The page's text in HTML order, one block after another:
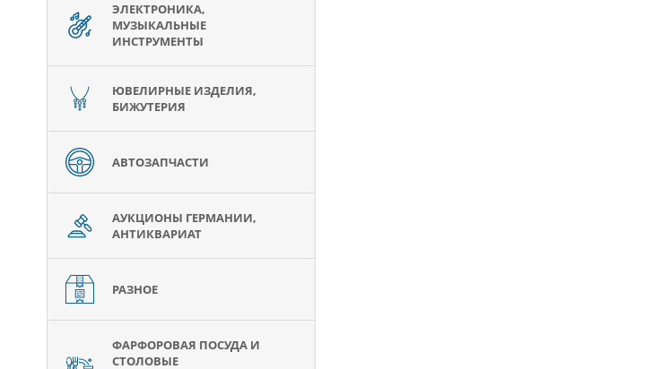
ЭЛЕКТРОНИКА,
МУЗЫКАЛЬНЫЕ
ИНСТРУМЕНТЫ
ЮВЕЛИРНЫЕ ИЗДЕЛИЯ,
БИЖУТЕРИЯ
АВТОЗАПЧАСТИ
АУКЦИОНЫ ГЕРМАНИИ,
АНТИКВАРИАТ
РАЗНОЕ
ФАРФОРОВАЯ ПОСУДА И
СТОЛОВЫЕ